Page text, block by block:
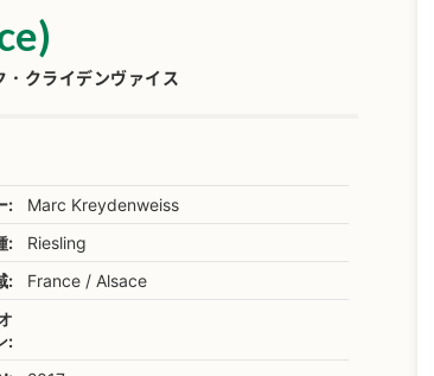
クライデンヴァイス
:
Marc Kreydenweiss
:
Riesling
:
France / Alsace
: